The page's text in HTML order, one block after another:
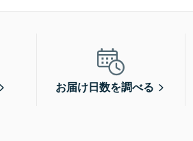
お届け日数を調べる